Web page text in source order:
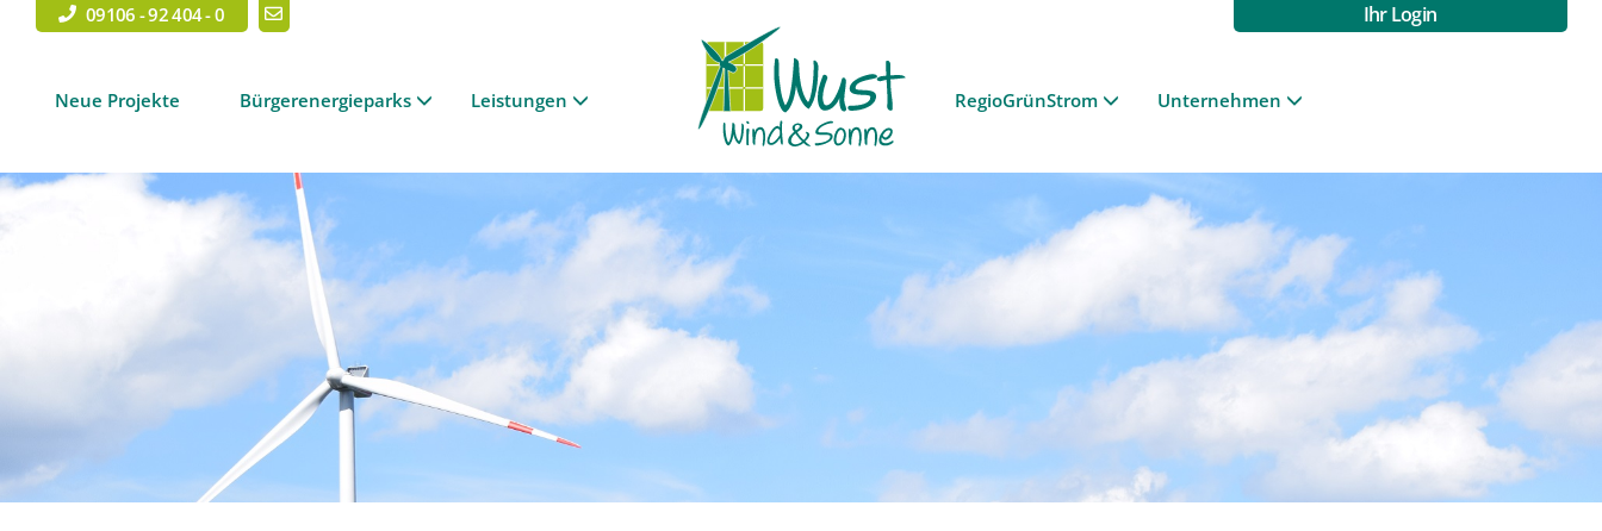
09106 - 92 404 - 0 Ihr Login
Neue Projekte Bürgerenergieparks Leistungen RegioGrünStrom Unternehmen